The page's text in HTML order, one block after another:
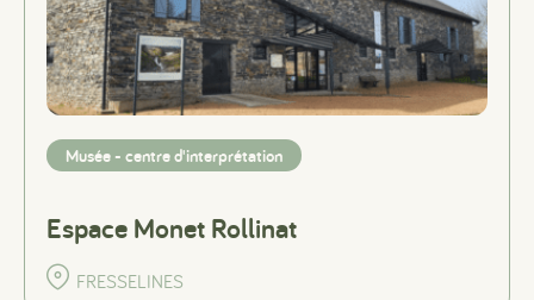
Musée - centre d'interprétation
Espace Monet Rollinat
FRESSELINES